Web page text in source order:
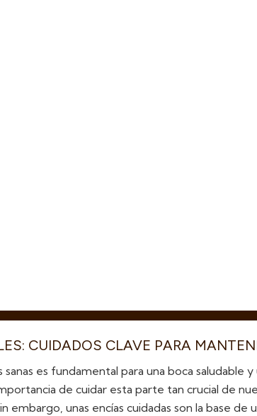
CUIDADOS CLAVE PARA
sanas es fundamental para una boca saludable
de cuidar esta parte tan crucial de
embargo, unas encías cuidadas son la base